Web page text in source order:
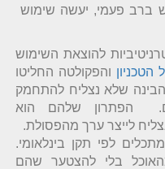
ברב פעמי, יעשה שימוש
להוצאת השימוש
הטכניון והפקולטה החליטו
שלא נצליח להתחמק
הפתרון שלהם הוא
לייצר ערך מהפסולת.
לפי תקן בינלאומי.
בלי להצטער שהם